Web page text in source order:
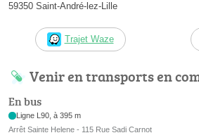
59350 Saint-André-lez-Lille
Trajet Waze
Venir en transports en
En bus
Ligne L90, à 395 m
Arrêt Sainte Helene - 115 Rue Sadi Carnot